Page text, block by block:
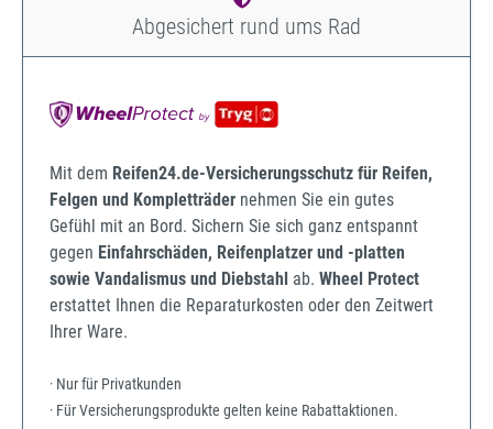
Abgesichert rund ums Rad
Mit dem Reifen24.de-Versicherungsschutz für Reifen,
Felgen und Kompletträder nehmen Sie ein gutes
Gefühl mit an Bord. Sichern Sie sich ganz entspannt
gegen Einfahrschäden, Reifenplatzer und -platten
sowie Vandalismus und Diebstahl ab. Wheel Protect
erstattet Ihnen die Reparaturkosten oder den Zeitwert
Ihrer Ware.
· Nur für Privatkunden
· Für Versicherungsprodukte gelten keine Rabattaktionen.